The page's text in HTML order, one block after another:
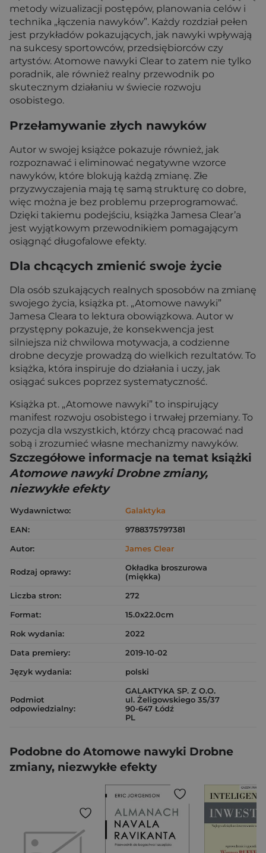
metody wizualizacji postępów, planowania celów i
technika „łączenia nawyków”. Każdy rozdział pełen
jest przykładów pokazujących, jak nawyki wpływają
na sukcesy sportowców, przedsiębiorców czy
artystów. Atomowe nawyki Clear to zatem nie tylko
poradnik, ale również realny przewodnik po
skutecznym działaniu w świecie rozwoju
osobistego.
Przełamywanie złych nawyków
Autor w swojej książce pokazuje również, jak
rozpoznawać i eliminować negatywne wzorce
nawyków, które blokują każdą zmianę. Złe
przyzwyczajenia mają tę samą strukturę co dobre,
więc można je bez problemu przeprogramować.
Dzięki takiemu podejściu, książka Jamesa Clear’a
jest wyjątkowym przewodnikiem pomagającym
osiągnąć długofalowe efekty.
Dla chcących zmienić swoje życie
Dla osób szukających realnych sposobów na zmianę
swojego życia, książka pt. „Atomowe nawyki”
Jamesa Cleara to lektura obowiązkowa. Autor w
przystępny pokazuje, że konsekwencja jest
silniejsza niż chwilowa motywacja, a codzienne
drobne decyzje prowadzą do wielkich rezultatów. To
książka, która inspiruje do działania i uczy, jak
osiągać sukces poprzez systematyczność.
Książka pt. „Atomowe nawyki” to inspirujący
manifest rozwoju osobistego i trwałej przemiany. To
pozycja dla wszystkich, którzy chcą pracować nad
sobą i zrozumieć własne mechanizmy nawyków.
Szczegółowe informacje na temat książki
Atomowe nawyki Drobne zmiany,
niezwykłe efekty
Wydawnictwo:
Galaktyka
EAN:
9788375797381
Autor:
James Clear
Rodzaj oprawy:
Okładka broszurowa
(miękka)
Liczba stron:
272
Format:
15.0x22.0cm
Rok wydania:
2022
Data premiery:
2019-10-02
Język wydania:
polski
Podmiot
odpowiedzialny:
GALAKTYKA SP. Z O.O.
ul. Żeligowskiego 35/37
90-647 Łódź
PL
Podobne do Atomowe nawyki Drobne
zmiany, niezwykłe efekty